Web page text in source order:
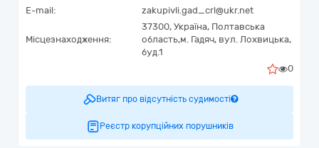
E-mail:
zakupivli.gad_crl@ukr.net
Місцезнаходження:
37300, Україна, Полтавська
область,м. Гадяч, вул. Лохвицька,
буд.1
0
Витяг про відсутність судимості
Реєстр корупційних порушників